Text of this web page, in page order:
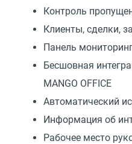
Контроль
Клиенты, сделки,
Панель
Бесшовная
MANGO OFFICE
Автоматический
Информация об
Рабочее место